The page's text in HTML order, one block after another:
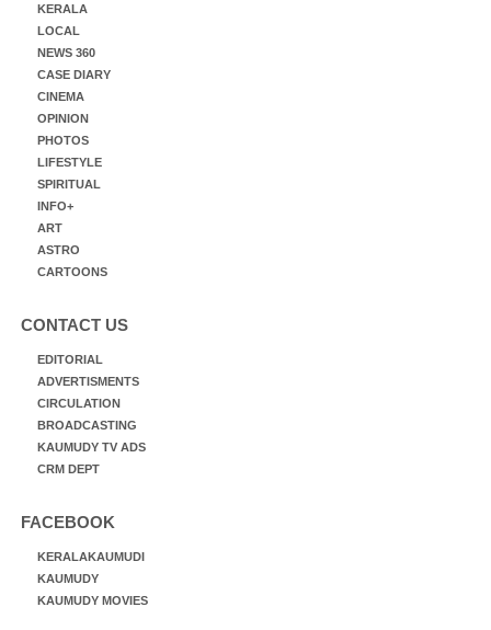
KERALA
LOCAL
NEWS 360
CASE DIARY
CINEMA
OPINION
PHOTOS
LIFESTYLE
SPIRITUAL
INFO+
ART
ASTRO
CARTOONS
CONTACT US
EDITORIAL
ADVERTISMENTS
CIRCULATION
BROADCASTING
KAUMUDY TV ADS
CRM DEPT
FACEBOOK
KERALAKAUMUDI
KAUMUDY
KAUMUDY MOVIES